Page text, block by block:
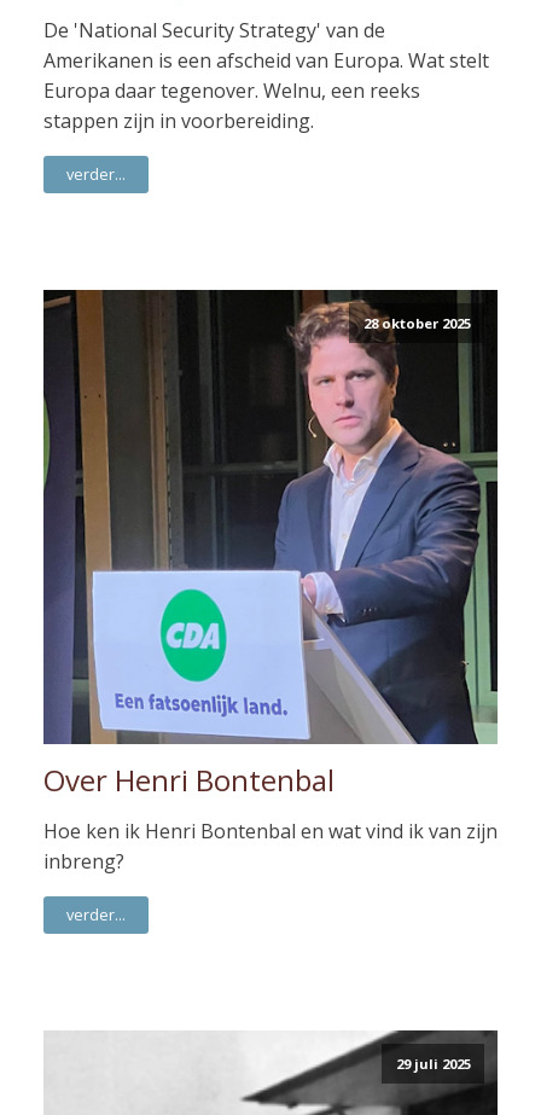
De 'National Security Strategy' van de
Amerikanen is een afscheid van Europa. Wat stelt
Europa daar tegenover. Welnu, een reeks
stappen zijn in voorbereiding.
verder...
28 oktober 2025
Over Henri Bontenbal
Hoe ken ik Henri Bontenbal en wat vind ik van zijn
inbreng?
verder...
29 juli 2025